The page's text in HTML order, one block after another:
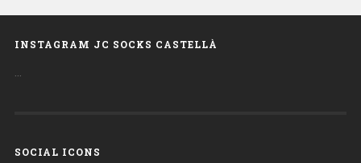
INSTAGRAM JC SOCKS CASTELLÀ
…
SOCIAL ICONS